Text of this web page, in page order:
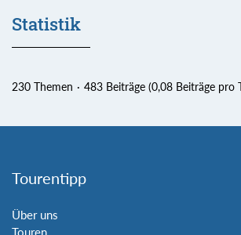
Statistik
230 Themen 483 Beiträge (0,08 Beiträge pro
Tourentipp
Über uns
Touren